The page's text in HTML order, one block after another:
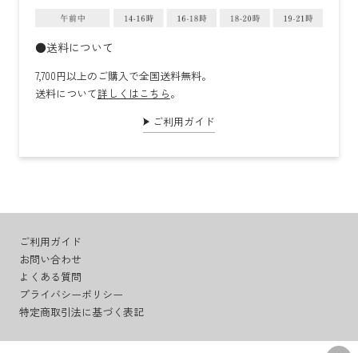
●送料について
7,700円以上のご購入で全国送料無料。
送料について詳しくはこちら。
ご利用ガイド
ご利用ガイド
お問い合わせ
よくある質問
プライバシーポリシー
特定商取引法に基づく表記